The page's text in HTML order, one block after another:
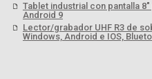
Tablet industrial con pantalla
Android 9
Lector/grabador UHF R3 de
Windows, Android e IOS,